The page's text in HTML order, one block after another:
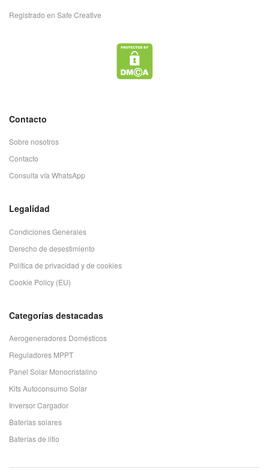
Registrado en Safe Creative
Contacto
Sobre nosotros
Contacto
Consulta vía WhatsApp
Legalidad
Condiciones Generales
Derecho de desestimiento
Política de privacidad y de cookies
Cookie Policy (EU)
Categorías destacadas
Aerogeneradores Domésticos
Reguladores MPPT
Panel Solar Monocristalino
Kits Autoconsumo Solar
Inversor Cargador
Baterías solares
Baterías de litio